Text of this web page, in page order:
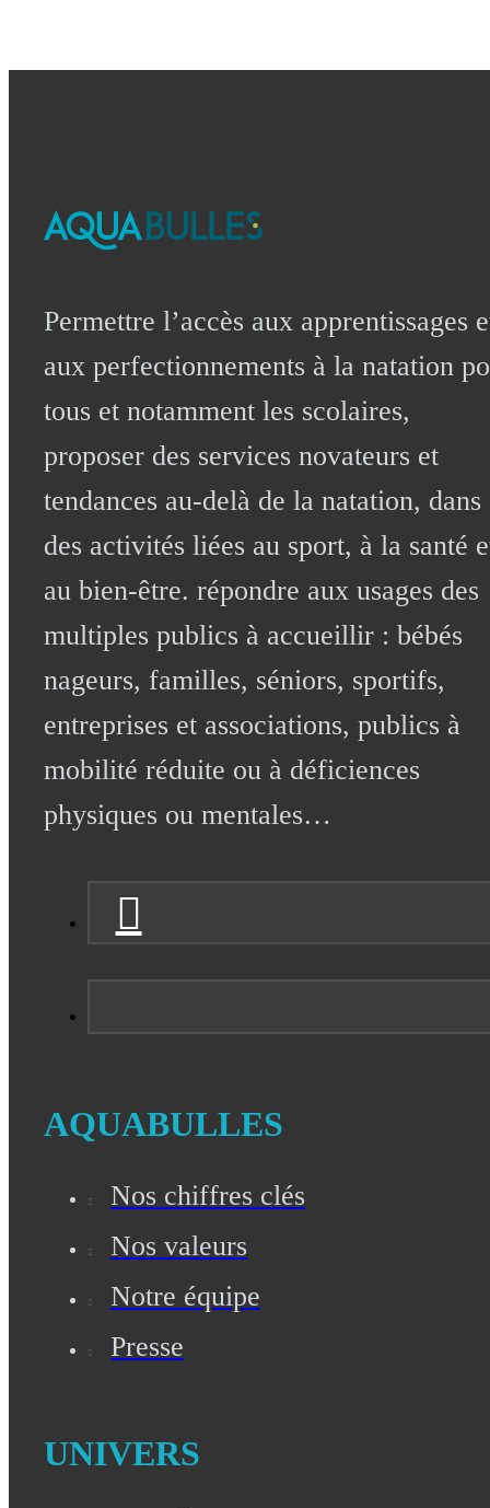
Permettre l’accès aux apprentissages
aux perfectionnements à la natation
tous et notamment les scolaires,
proposer des services novateurs et
tendances au-delà de la natation, dans
des activités liées au sport, à la santé
au bien-être. répondre aux usages des
multiples publics à accueillir : bébés
nageurs, familles, séniors, sportifs,
entreprises et associations, publics à
mobilité réduite ou à déficiences
physiques ou mentales…
AQUABULLES
Nos chiffres clés
Nos valeurs
Notre équipe
Presse
UNIVERS